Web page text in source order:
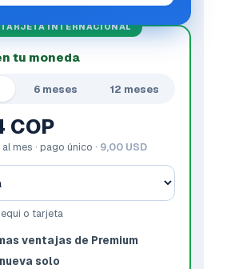
INTERNACIONAL
tu moneda
6 meses 12 meses
COP
al mes · pago único · 9,00 USD
o tarjeta
ventajas de Premium
solo